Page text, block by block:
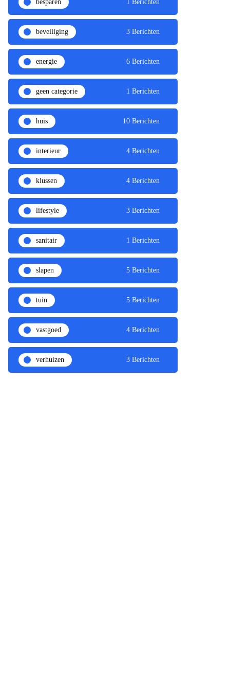
besparen 1 Berichten
beveiliging 3 Berichten
energie 6 Berichten
geen categorie 1 Berichten
huis 10 Berichten
interieur 4 Berichten
klussen 4 Berichten
lifestyle 3 Berichten
sanitair 1 Berichten
slapen 5 Berichten
tuin 5 Berichten
vastgoed 4 Berichten
verhuizen 3 Berichten